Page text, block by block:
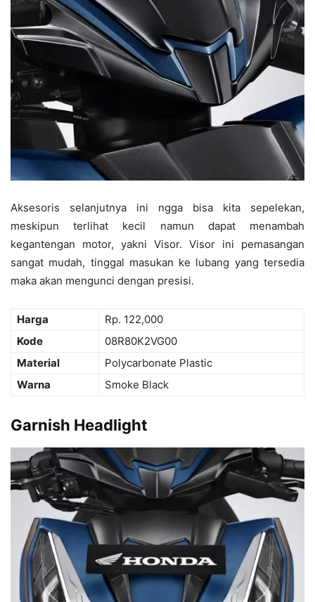
Aksesoris selanjutnya ini ngga bisa kita sepelekan,
meskipun terlihat kecil namun dapat menambah
kegantengan motor, yakni Visor. Visor ini pemasangan
sangat mudah, tinggal masukan ke lubang yang tersedia
maka akan mengunci dengan presisi.
Harga
Rp. 122,000
Kode
08R80K2VG00
Material
Polycarbonate Plastic
Warna
Smoke Black
Garnish Headlight